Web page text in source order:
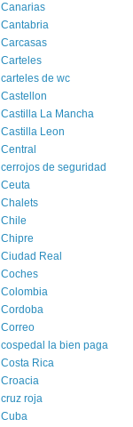
Canarias
Cantabria
Carcasas
Carteles
carteles de wc
Castellon
Castilla La Mancha
Castilla Leon
Central
cerrojos de seguridad
Ceuta
Chalets
Chile
Chipre
Ciudad Real
Coches
Colombia
Cordoba
Correo
cospedal la bien paga
Costa Rica
Croacia
cruz roja
Cuba